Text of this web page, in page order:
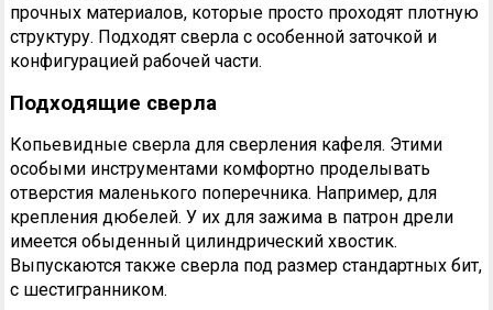
прочных материалов, которые просто проходят плотную
структуру. Подходят сверла с особенной заточкой и
конфигурацией рабочей части.
Подходящие сверла
Копьевидные сверла для сверления кафеля. Этими
особыми инструментами комфортно проделывать
отверстия маленького поперечника. Например, для
крепления дюбелей. У их для зажима в патрон дрели
имеется обыденный цилиндрический хвостик.
Выпускаются также сверла под размер стандартных бит,
с шестигранником.